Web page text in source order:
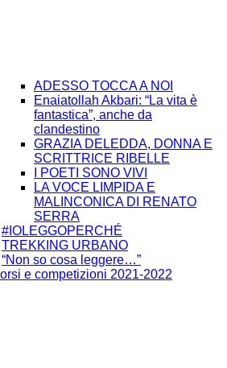
ADESSO TOCCA A NOI
Enaiatollah Akbari: “La vita è
fantastica”, anche da
clandestino
GRAZIA DELEDDA, DONNA E
SCRITTRICE RIBELLE
I POETI SONO VIVI
LA VOCE LIMPIDA E
MALINCONICA DI RENATO
SERRA
#IOLEGGOPERCHÉ
TREKKING URBANO
“Non so cosa leggere…”
e competizioni 2021-2022